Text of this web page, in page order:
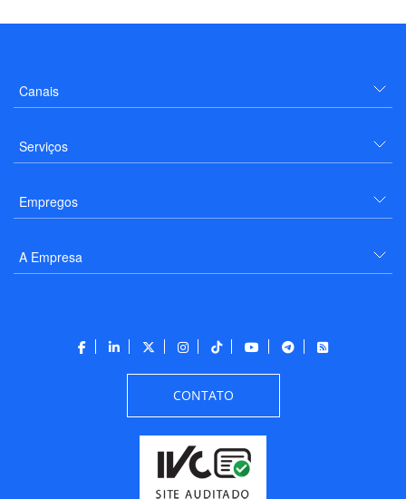
Canais
Serviços
Empregos
A Empresa
CONTATO